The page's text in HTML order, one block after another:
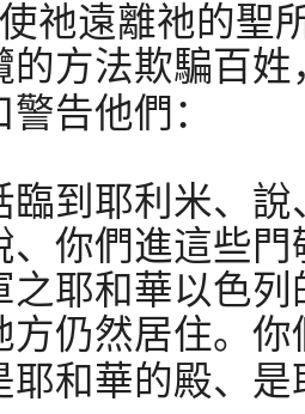
祂遠離祂的聖
的方法欺騙百
告他們：
臨到耶利米、
、你們進這些
之耶和華以色
方仍然居住。
耶和華的殿、